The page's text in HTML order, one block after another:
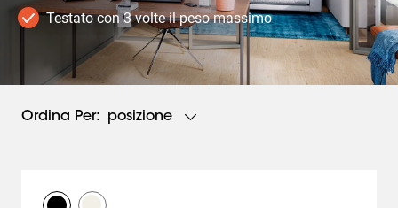
Pagine(0): Vedi tutto
Testato con 3 volte il peso massimo
Ordina Per: posizione